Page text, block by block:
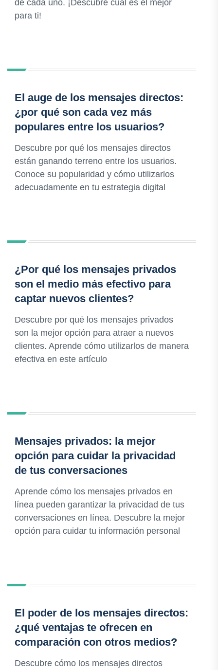
de cada uno. ¡Descubre cuál es el mejor
para ti!
El auge de los mensajes directos:
¿por qué son cada vez más
populares entre los usuarios?
Descubre por qué los mensajes directos
están ganando terreno entre los usuarios.
Conoce su popularidad y cómo utilizarlos
adecuadamente en tu estrategia digital
¿Por qué los mensajes privados
son el medio más efectivo para
captar nuevos clientes?
Descubre por qué los mensajes privados
son la mejor opción para atraer a nuevos
clientes. Aprende cómo utilizarlos de manera
efectiva en este artículo
Mensajes privados: la mejor
opción para cuidar la privacidad
de tus conversaciones
Aprende cómo los mensajes privados en
línea pueden garantizar la privacidad de tus
conversaciones en línea. Descubre la mejor
opción para cuidar tu información personal
El poder de los mensajes directos:
¿qué ventajas te ofrecen en
comparación con otros medios?
Descubre cómo los mensajes directos